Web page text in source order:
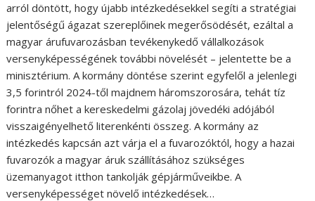
arról döntött, hogy újabb intézkedésekkel segíti a stratégiai
jelentőségű ágazat szereplőinek megerősödését, ezáltal a
magyar árufuvarozásban tevékenykedő vállalkozások
versenyképességének további növelését – jelentette be a
minisztérium. A kormány döntése szerint egyfelől a jelenlegi
3,5 forintról 2024-től majdnem háromszorosára, tehát tíz
forintra nőhet a kereskedelmi gázolaj jövedéki adójából
visszaigényelhető literenkénti összeg. A kormány az
intézkedés kapcsán azt várja el a fuvarozóktól, hogy a hazai
fuvarozók a magyar áruk szállításához szükséges
üzemanyagot itthon tankolják gépjárműveikbe. A
versenyképességet növelő intézkedések…